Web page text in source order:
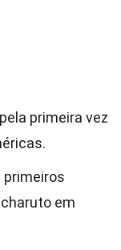
primeira vez
primeiros
em